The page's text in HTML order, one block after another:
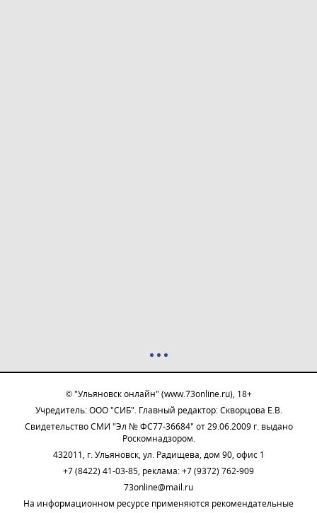
© "Ульяновск онлайн" (www.73online.ru), 18+
Учредитель: ООО "СИБ". Главный редактор: Скворцова Е.В.
Свидетельство СМИ "Эл № ФС77-36684" от 29.06.2009 г. выдано
Роскомнадзором.
432011, г. Ульяновск, ул. Радищева, дом 90, офис 1
+7 (8422) 41-03-85, реклама: +7 (9372) 762-909
73online@mail.ru
На информационном ресурсе применяются рекомендательные